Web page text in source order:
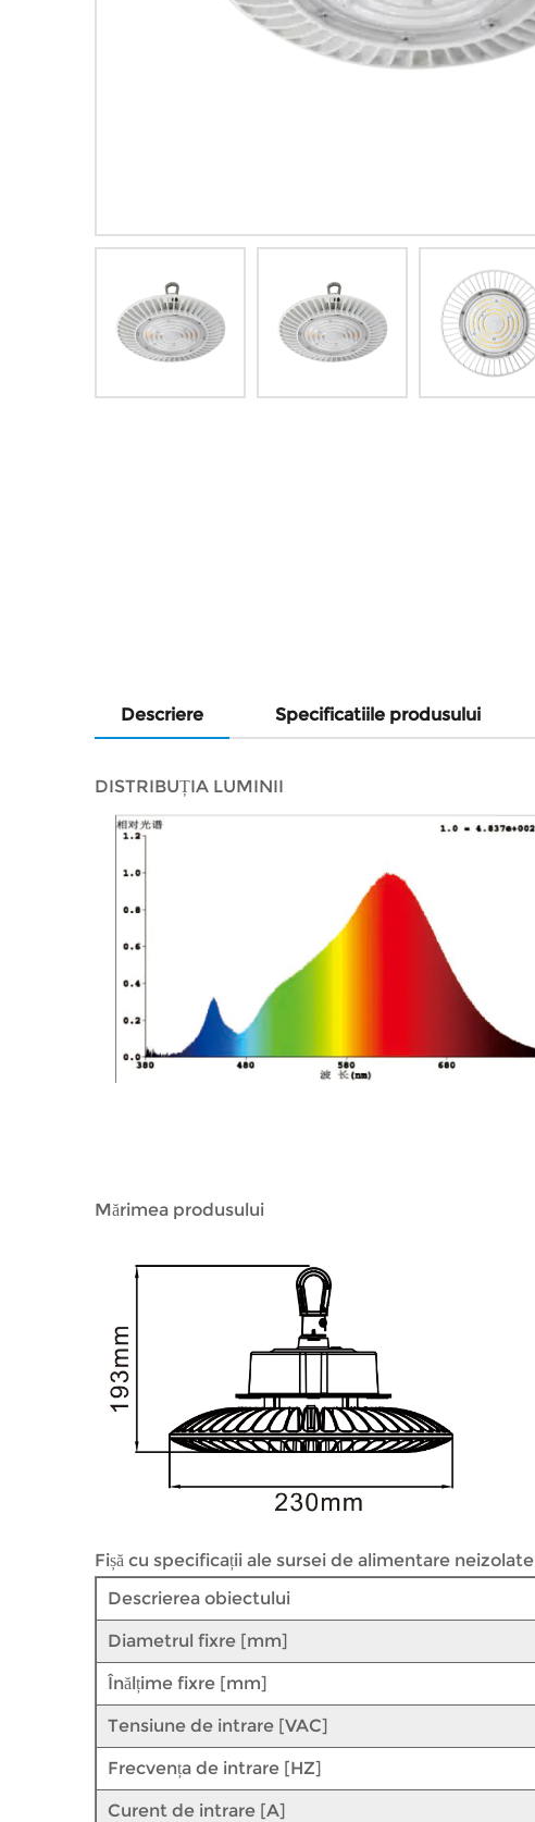
Descriere Specificatiile produsului
DISTRIBUȚIA LUMINII
Mărimea produsului
Fișă cu specificații ale sursei de alimentare neizolate
Descrierea obiectului
Diametrul fixre [mm]
Înălțime fixre [mm]
Tensiune de intrare [VAC]
Frecvența de intrare [HZ]
Curent de intrare [A]